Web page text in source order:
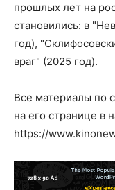
прошлых лет на
становились: в
год),
враг" (2025 год).
Все материалы по
на его странице в
https://